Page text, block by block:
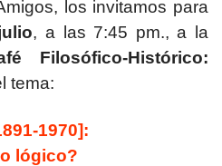
los invitamos para
, a las 7:45 pm., a la
Filosófico-Histórico:
tema:
1970]:
lógico?